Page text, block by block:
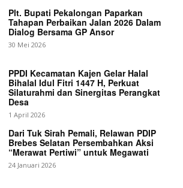
Plt. Bupati Pekalongan Paparkan
Tahapan Perbaikan Jalan 2026 Dalam
Dialog Bersama GP Ansor
30 Mei 2026
PPDI Kecamatan Kajen Gelar Halal
Bihalal Idul Fitri 1447 H, Perkuat
Silaturahmi dan Sinergitas Perangkat
Desa
1 April 2026
Dari Tuk Sirah Pemali, Relawan PDIP
Brebes Selatan Persembahkan Aksi
“Merawat Pertiwi” untuk Megawati
24 Januari 2026